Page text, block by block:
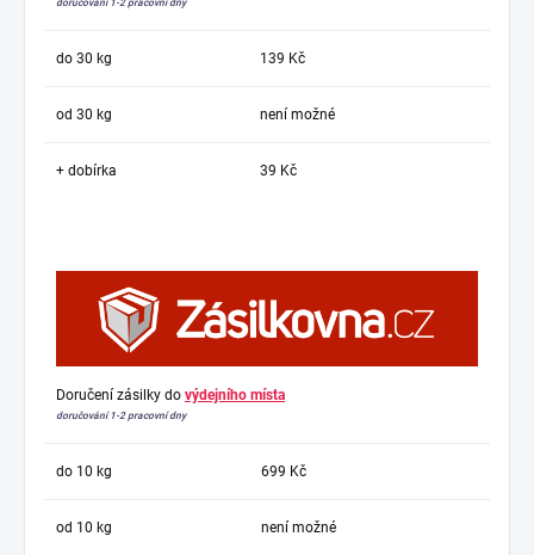
doručování 1-2 pracovní dny
do 30 kg 139 Kč
od 30 kg není možné
+ dobírka 39 Kč
Doručení zásilky do výdejního místa
doručování 1-2 pracovní dny
do 10 kg 699 Kč
od 10 kg není možné